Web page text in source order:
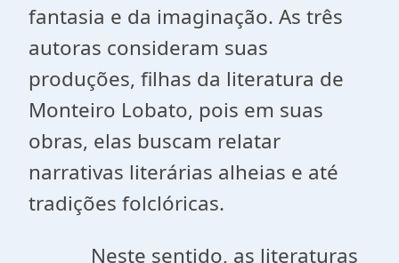
fantasia e da imaginação. As três
autoras consideram suas
produções, filhas da literatura de
Monteiro Lobato, pois em suas
obras, elas buscam relatar
narrativas literárias alheias e até
tradições folclóricas.
Neste sentido, as literaturas